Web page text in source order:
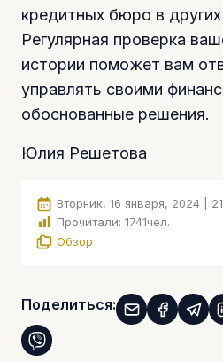
кредитных бюро в других
Регулярная проверка
истории поможет вам
управлять своими
обоснованные решения.
Юлия Решетова
Вторник, 16 января, 2024 |
Прочитали: 1741чел.
Обзор
Поделиться: